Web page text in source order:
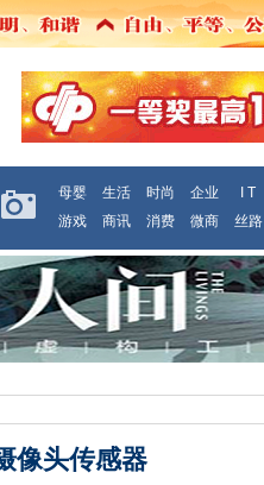
母婴 生活 时尚 企业 I T
游戏
商讯 消费 微商 丝路
像头传感器